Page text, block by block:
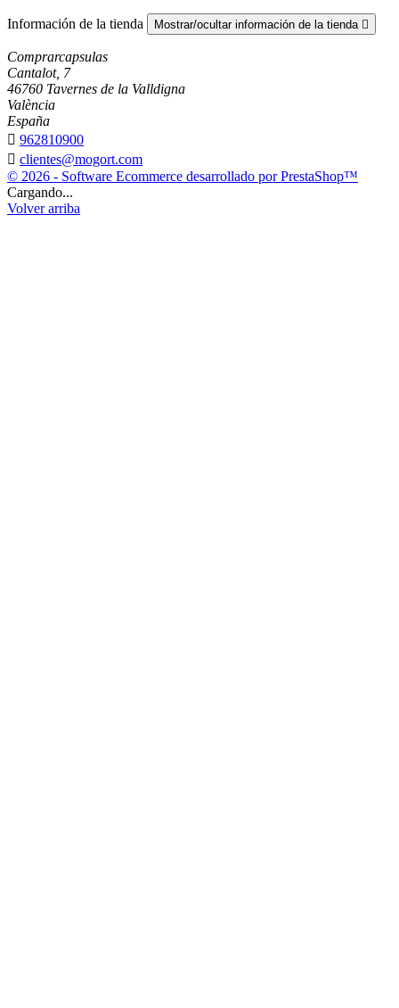
Información de la tienda Mostrar/ocultar información de la tienda 
Comprarcapsulas
Cantalot, 7
46760 Tavernes de la Valldigna
València
España
 962810900
 clientes@mogort.com
© 2026 - Software Ecommerce desarrollado por PrestaShop™
Cargando...
Volver arriba